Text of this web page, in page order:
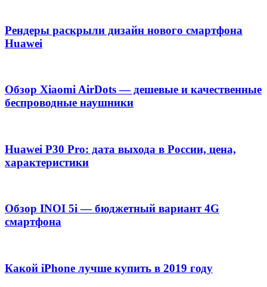
Рендеры раскрыли дизайн нового смартфона
Huawei
Обзор Xiaomi AirDots — дешевые и качественные
беспроводные наушники
Huawei P30 Pro: дата выхода в России, цена,
характеристики
Обзор INOI 5i — бюджетный вариант 4G
смартфона
Какой iPhone лучше купить в 2019 году